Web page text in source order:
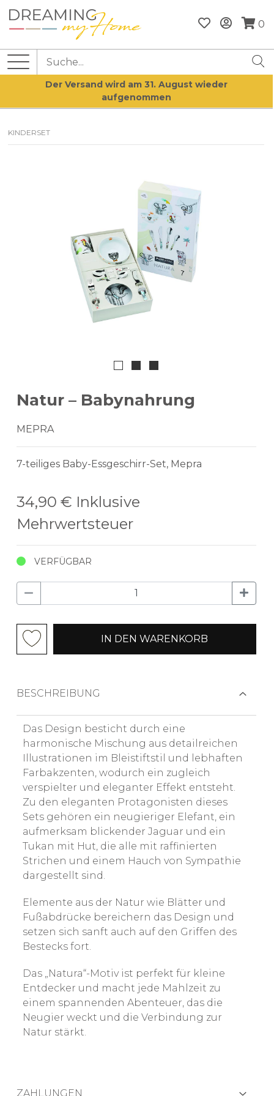
0
Der Versand wird am 31. August wieder
aufgenommen
KINDERSET
Natur – Babynahrung
MEPRA
7-teiliges Baby-Essgeschirr-Set, Mepra
34,90 € Inklusive
Mehrwertsteuer
VERFÜGBAR
IN DEN WARENKORB
BESCHREIBUNG
Das Design besticht durch eine
harmonische Mischung aus detailreichen
Illustrationen im Bleistiftstil und lebhaften
Farbakzenten, wodurch ein zugleich
verspielter und eleganter Effekt entsteht.
Zu den eleganten Protagonisten dieses
Sets gehören ein neugieriger Elefant, ein
aufmerksam blickender Jaguar und ein
Tukan mit Hut, die alle mit raffinierten
Strichen und einem Hauch von Sympathie
dargestellt sind.
Elemente aus der Natur wie Blätter und
Fußabdrücke bereichern das Design und
setzen sich sanft auch auf den Griffen des
Bestecks fort.
Das „Natura“-Motiv ist perfekt für kleine
Entdecker und macht jede Mahlzeit zu
einem spannenden Abenteuer, das die
Neugier weckt und die Verbindung zur
Natur stärkt.
ZAHLUNGEN